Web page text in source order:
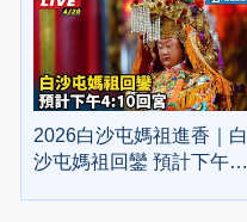
2026白沙屯媽祖進香｜白
沙屯媽祖回鑾 預計下午